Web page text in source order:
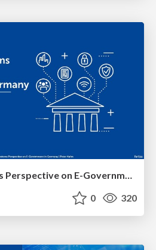
Information Systems Perspective on E-Government in Germany
0 320